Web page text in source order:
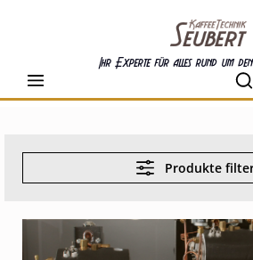
Ihr Experte für alles rund um
Produkte